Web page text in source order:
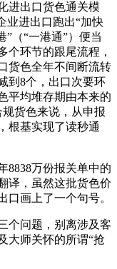
出口货色通关模
业进出口跑出“加快
”（“一港通”）便当
个环节的跟尾流程，
货色全年不间断流转
到8个，出口次要环
平均堆存期由本来的
货色来说，从申报
根基实现了读秒通
万份报关单中的
译，虽然这批货色价
口画上了一个句号。
问题，别离涉及客
大师关怀的所谓“抢